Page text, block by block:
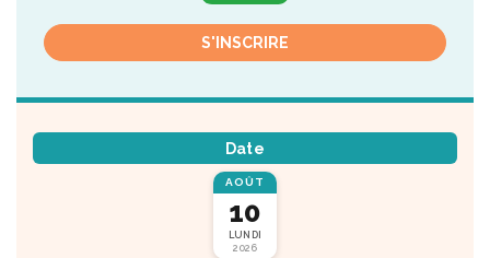
S'INSCRIRE
Date
AOÛT
10
LUNDI
2026